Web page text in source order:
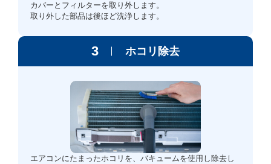
カバーとフィルターを取り外します。
取り外した部品は後ほど洗浄します。
3 ホコリ除去
エアコンにたまったホコリを、バキュームを使用し除去し